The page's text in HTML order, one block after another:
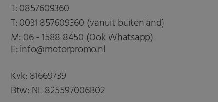
T: 0857609360
T: 0031 857609360 (vanuit buitenland)
M: 06 - 1588 8450 (Ook Whatsapp)
E: info@motorpromo.nl
Kvk: 81669739
Btw: NL 825597006B02